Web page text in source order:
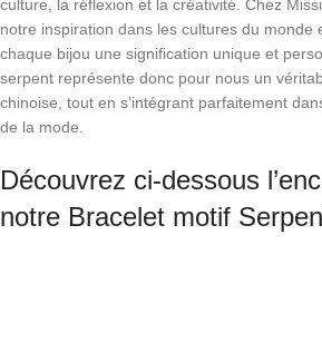
culture, la réflexion et la créativité. Chez
notre inspiration dans les cultures du monde
chaque bijou une signification unique et
serpent représente donc pour nous un
chinoise, tout en s’intégrant parfaitement
de la mode.
Découvrez ci-dessous
notre Bracelet motif